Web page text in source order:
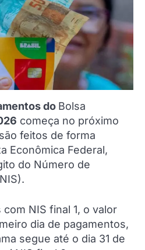
do Bolsa
começa no próximo
feitos de forma
Econômica Federal,
do Número de
NIS final 1, o valor
dia de pagamentos,
segue até o dia 31 de